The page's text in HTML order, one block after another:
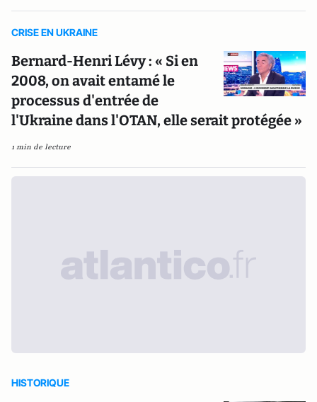
CRISE EN UKRAINE
Bernard-Henri Lévy : « Si en
2008, on avait entamé le
processus d'entrée de
l'Ukraine dans l'OTAN, elle serait protégée »
1 min de lecture
HISTORIQUE